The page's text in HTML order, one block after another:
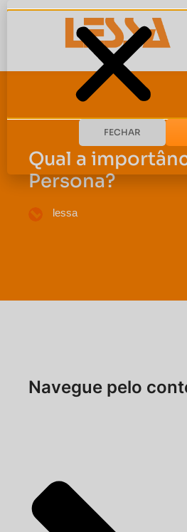
Qual a
Persona?
lessa
Navegue pelo
FECHAR